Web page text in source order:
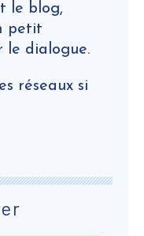
le blog,
petit
le dialogue.
réseaux si